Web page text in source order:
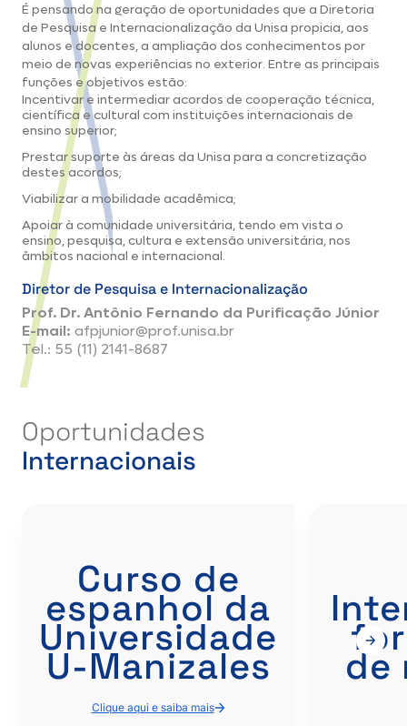
É pensando na geração de oportunidades que a Diretoria
de Pesquisa e Internacionalização da Unisa propicia, aos
alunos e docentes, a ampliação dos conhecimentos por
meio de novas experiências no exterior. Entre as principais
funções e objetivos estão:
Incentivar e intermediar acordos de cooperação técnica,
científica e cultural com instituições internacionais de
ensino superior;
Prestar suporte às áreas da Unisa para a concretização
destes acordos;
Viabilizar a mobilidade acadêmica;
Apoiar à comunidade universitária, tendo em vista o
ensino, pesquisa, cultura e extensão universitária, nos
âmbitos nacional e internacional.
Diretor de Pesquisa e Internacionalização
Prof. Dr. Antônio Fernando da Purificação Júnior
E-mail: afpjunior@prof.unisa.br
Tel.: 55 (11) 2141-8687
Oportunidades
Internacionais
Curso de
espanhol da
Universidade
U-Manizales
Clique aqui e saiba mais
de